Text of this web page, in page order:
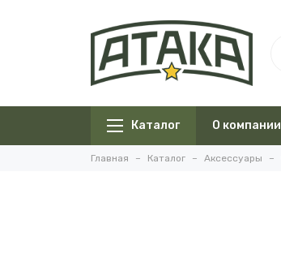
Каталог О компании
Главная Каталог Аксессуары